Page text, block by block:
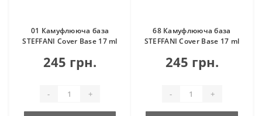
01 Камуфлююча база
STEFFANI Cover Base 17 ml
245 грн.
- +
68 Камуфлююча база
STEFFANI Cover Base 17 ml
245 грн.
- +